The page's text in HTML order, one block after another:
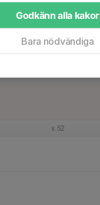
v.52
Godkänn alla kakor
Bara nödvändiga